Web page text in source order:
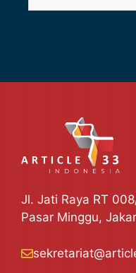
Jl. Jati Raya RT
Pasar Minggu,